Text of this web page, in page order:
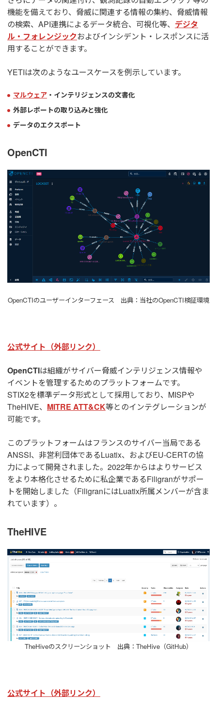
機能を備えており、脅威に関連する情報の集約、脅威情報
の検索、API連携によるデータ統合、可視化等、 デジタ
ル・フォレンジックおよびインシデント・レスポンスに活
用することができます。
YETIは次のようなユースケースを例示しています。
マルウェア ・インテリジェンスの文書化
外部レポートの取り込みと強化
データのエクスポート
OpenCTI
OpenCTIのユーザーインターフェース 出典：当社のOpenCTI検証環境
公式サイト（外部リンク）
OpenCTIは組織がサイバー脅威インテリジェンス情報や
イベントを管理するためのプラットフォームです。
STIX2を標準データ形式として採用しており、MISPや
TheHIVE、 MITRE ATT&CK等とのインテグレーションが
可能です。
このプラットフォームはフランスのサイバー当局である
ANSSI、非営利団体であるLuatix、およびEU-CERTの協
力によって開発されました。2022年からはよりサービス
をより本格化させるために私企業であるFiligranがサポー
トを開始しました（FiligranにはLuatix所属メンバーが含ま
れています）。
TheHIVE
TheHiveのスクリーンショット 出典：TheHive（GitHub）
公式サイト（外部リンク）